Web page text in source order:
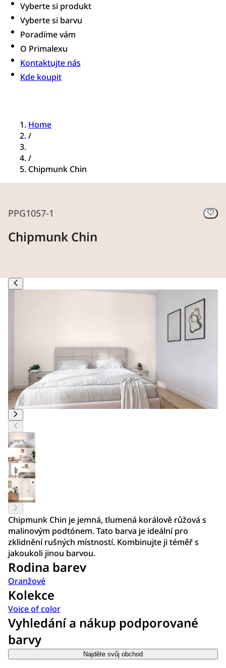
Vyberte si produkt
Vyberte si barvu
Poradíme vám​
O Primalexu
Kontaktujte nás
Kde koupit
Home
/
/
Chipmunk Chin
PPG1057-1
Chipmunk Chin
Chipmunk Chin je jemná, tlumená korálově růžová s
malinovým podtónem. Tato barva je ideální pro
zklidnění rušných místností. Kombinujte ji téměř s
jakoukoli jinou barvou.
Rodina barev
Oranžové
Kolekce
Voice of color
Vyhledání a nákup podporované
barvy
Najděte svůj obchod